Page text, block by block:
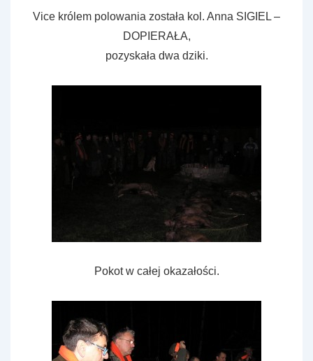
Vice królem polowania została kol. Anna SIGIEL –
DOPIERAŁA,
pozyskała dwa dziki.
Pokot w całej okazałości.